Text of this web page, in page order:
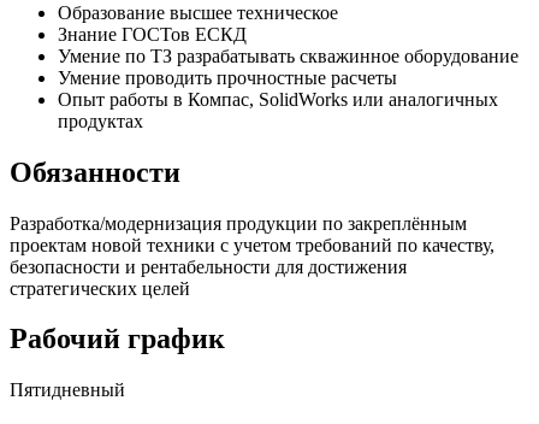
Образование высшее техническое
Знание ГОСТов ЕСКД
Умение по ТЗ разрабатывать скважинное оборудование
Умение проводить прочностные расчеты
Опыт работы в Компас, SolidWorks или аналогичных
продуктах
Обязанности
Разработка/модернизация продукции по закреплённым
проектам новой техники с учетом требований по качеству,
безопасности и рентабельности для достижения
стратегических целей
Рабочий график
Пятидневный